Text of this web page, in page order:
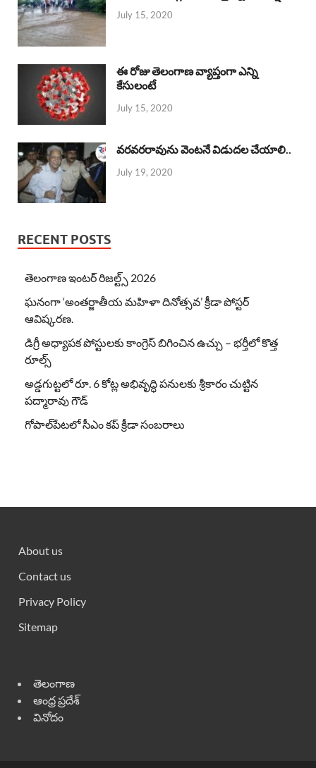
July 15, 2020
ఈ రోజు తెలంగాణ వ్యాప్తంగా ఎన్ని
కేసులంటే
July 15, 2020
వరవరరావును వెంటనే విడుదల చేయాలి..
July 19, 2020
RECENT POSTS
తెలంగాణ ఇంటర్ రిజల్ట్స్ 2026
ఘనంగా ‘అంతర్జాతీయ మహిళా దినోత్సవ’ క్రీడా పోస్టర్
ఆవిష్కరణ.
డిగ్రీ అధ్యాపక పోస్టులకు కాంగ్రెస్ బిగించిన ఉచ్చు – భర్తీలో కొత్త
రూల్స్
అడ్డగుట్టలో రూ. 6 కోట్ల అభివృద్ధి పనులకు శ్రీకారం చుట్టిన
పద్మారావు గౌడ్
గోపాల్‌పేటలో సీఎం కప్ క్రీడా సంబరాలు
About us
Contact us
Privacy Policy
Sitemap
తెలంగాణ
ఆంధ్ర ప్రదేశ్
వినోదం